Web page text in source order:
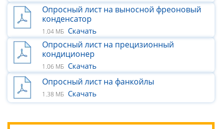
Опросный лист на выносной фреоновый
конденсатор
1.04 МБ Скачать
Опросный лист на прецизионный
кондиционер
1.06 МБ Скачать
Опросный лист на фанкойлы
1.38 МБ Скачать